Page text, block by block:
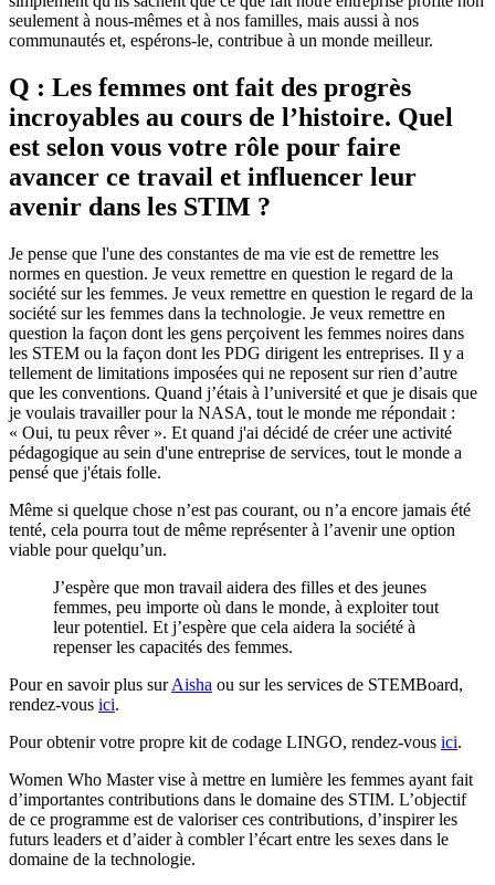
seulement à nous-mêmes et à nos familles, mais aussi à nos
communautés et, espérons-le, contribue à un monde meilleur.
Q : Les femmes ont fait des progrès
incroyables au cours de l’histoire. Quel
est selon vous votre rôle pour faire
avancer ce travail et influencer leur
avenir dans les STIM ?
Je pense que l'une des constantes de ma vie est de remettre les
normes en question. Je veux remettre en question le regard de la
société sur les femmes. Je veux remettre en question le regard de la
société sur les femmes dans la technologie. Je veux remettre en
question la façon dont les gens perçoivent les femmes noires dans
les STEM ou la façon dont les PDG dirigent les entreprises. Il y a
tellement de limitations imposées qui ne reposent sur rien d’autre
que les conventions. Quand j’étais à l’université et que je disais que
je voulais travailler pour la NASA, tout le monde me répondait :
« Oui, tu peux rêver ». Et quand j'ai décidé de créer une activité
pédagogique au sein d'une entreprise de services, tout le monde a
pensé que j'étais folle.
Même si quelque chose n’est pas courant, ou n’a encore jamais été
tenté, cela pourra tout de même représenter à l’avenir une option
viable pour quelqu’un.
J’espère que mon travail aidera des filles et des jeunes
femmes, peu importe où dans le monde, à exploiter tout
leur potentiel. Et j’espère que cela aidera la société à
repenser les capacités des femmes.
Pour en savoir plus surAisha ou sur les services de STEMBoard,
rendez-vous ici.
Pour obtenir votre propre kit de codage LINGO, rendez-vous ici.
Women Who Master vise à mettre en lumière les femmes ayant fait
d’importantes contributions dans le domaine des STIM. L’objectif
de ce programme est de valoriser ces contributions, d’inspirer les
futurs leaders et d’aider à combler l’écart entre les sexes dans le
domaine de la technologie.